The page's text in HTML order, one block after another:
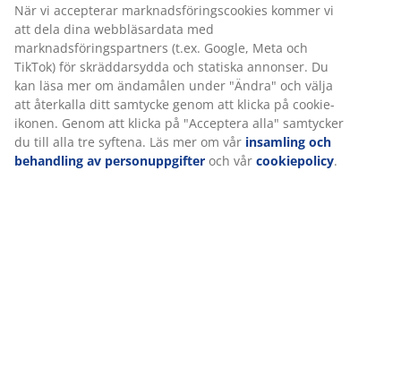
När vi accepterar marknadsföringscookies kommer vi
att dela dina webbläsardata med
marknadsföringspartners (t.ex. Google, Meta och
TikTok) för skräddarsydda och statiska annonser. Du
kan läsa mer om ändamålen under "Ändra" och välja
att återkalla ditt samtycke genom att klicka på cookie-
ikonen. Genom att klicka på "Acceptera alla" samtycker
du till alla tre syftena. Läs mer om vår insamling och
behandling av personuppgifter och vår cookiepolicy.